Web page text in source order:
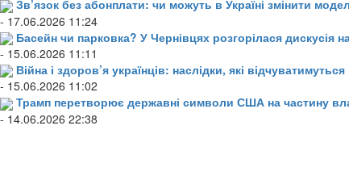
Зв’язок без абонплати: чи можуть в Україні змінити
- 17.06.2026 11:24
Басейн чи парковка? У Чернівцях розгорілася дискусія
- 15.06.2026 11:11
Війна і здоров’я українців: наслідки, які
- 15.06.2026 11:02
Трамп перетворює державні символи США на частину
- 14.06.2026 22:38